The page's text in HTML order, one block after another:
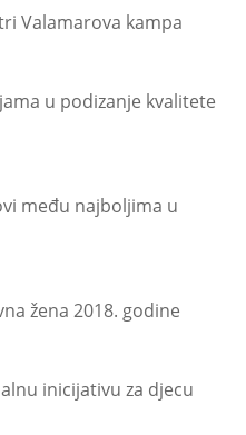
Valamarova kampa
u podizanje kvalitete
među najboljima u
žena 2018. godine
inicijativu za djecu